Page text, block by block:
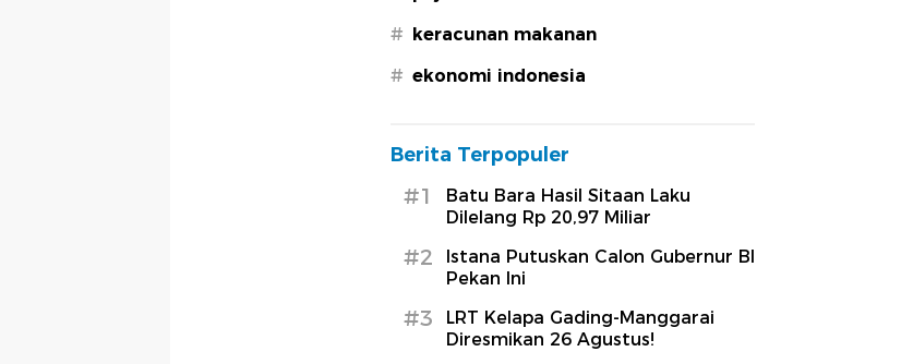
# keracunan makanan
# ekonomi indonesia
Berita Terpopuler
#1
Batu Bara Hasil Sitaan Laku
Dilelang Rp 20,97 Miliar
#2
Istana Putuskan Calon Gubernur BI
Pekan Ini
#3
LRT Kelapa Gading-Manggarai
Diresmikan 26 Agustus!